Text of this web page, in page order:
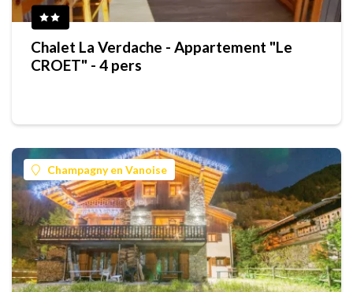
Chalet La Verdache - Appartement "Le
CROET" - 4 pers
Champagny en Vanoise